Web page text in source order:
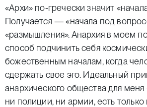
«Архи» по-гречески значит
Получается — «начала под
«размышления». Анархия в моем
способ подчинить себя
божественным началам, когда
сдержать свое эго. Идеальный
анархического общества для
ни полиции, ни армии, есть